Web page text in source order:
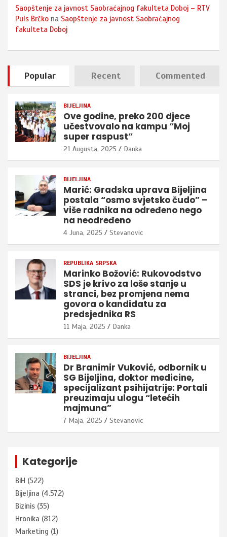
Saopštenje za javnost Saobraćajnog fakulteta Doboj – RTV
Puls Brčko na Saopštenje za javnost Saobraćajnog
fakulteta Doboj
Popular Recent Commented
BIJELJINA
Ove godine, preko 200 djece
učestvovalo na kampu “Moj
super raspust”
21 Augusta, 2025 Danka
BIJELJINA
Marić: Gradska uprava Bijeljina
postala “osmo svjetsko čudo” –
više radnika na određeno nego
na neodređeno
4 Juna, 2025 Stevanovic
REPUBLIKA SRPSKA
Marinko Božović: Rukovodstvo
SDS je krivo za loše stanje u
stranci, bez promjena nema
govora o kandidatu za
predsjednika RS
11 Maja, 2025 Danka
BIJELJINA
Dr Branimir Vuković, odbornik u
SG Bijeljina, doktor medicine,
specijalizant psihijatrije: Portali
preuzimaju ulogu “letećih
majmuna”
7 Maja, 2025 Stevanovic
Kategorije
BiH (522)
Bijeljina (4.572)
Bizinis (35)
Hronika (812)
Marketing (1)